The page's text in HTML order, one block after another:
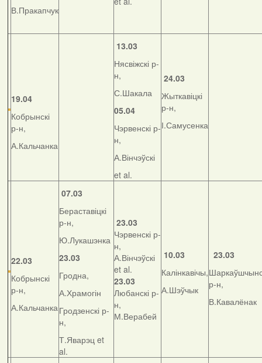
В.Пракапчук
19.04
Кобрынскі
р-н,
А.Кальчанка
13.03
Нясвіжскі р-
н,
С.Шакала
05.04
Чэрвенскі р-
н,
А.Вінчэўскі
et al.
24.03
Жыткавіцкі
р-н,
І.Самусенка
22.03
Кобрынскі
р-н,
А.Кальчанка
07.03
Бераставіцкі
р-н,
Ю.Лукашэнка
23.03
Гродна,
А.Храмогін
Гродзенскі р-
н,
Т.Яварэц et
al.
23.03
Чэрвенскі р-
н,
А.Вінчэўскі
et al.
23.03
Любанскі р-
н,
М.Верабей
10.03
Калінкавічы,
А.Шэўчык
23.03
р-н,
В.Кавалёнак